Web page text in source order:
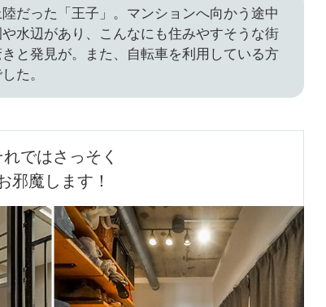
だった「王子」。マンションへ向かう途中
水辺があり、こんなにも住みやすそうな街
と発見が。また、自転車を利用している方
た。
れではさっそく
邪魔します！